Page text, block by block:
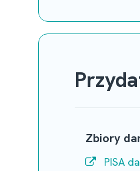
Zbiory
PISA